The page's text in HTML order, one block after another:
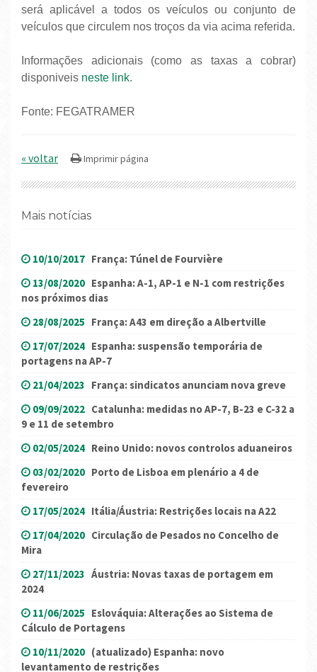
será aplicável a todos os veículos ou conjunto de
veículos que circulem nos troços da via acima referida.
Informações adicionais (como as taxas a cobrar)
disponiveis neste link.
Fonte: FEGATRAMER
« voltar
Mais notícias
10/10/2017 França: Túnel de Fourvière
13/08/2020 Espanha: A-1, AP-1 e N-1 com restrições
nos próximos dias
28/08/2025 França: A43 em direção a Albertville
17/07/2024 Espanha: suspensão temporária de
portagens na AP-7
21/04/2023 França: sindicatos anunciam nova greve
09/09/2022 Catalunha: medidas no AP-7, B-23 e C-32 a
9 e 11 de setembro
02/05/2024 Reino Unido: novos controlos aduaneiros
03/02/2020 Porto de Lisboa em plenário a 4 de
fevereiro
17/05/2024 Itália/Áustria: Restrições locais na A22
17/04/2020 Circulação de Pesados no Concelho de
Mira
27/11/2023 Áustria: Novas taxas de portagem em
2024
11/06/2025 Eslováquia: Alterações ao Sistema de
Cálculo de Portagens
10/11/2020 (atualizado) Espanha: novo
levantamento de restrições